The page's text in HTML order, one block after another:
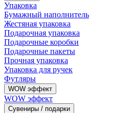
Упаковка
Бумажный наполнитель
Жестяная упаковка
Подарочная упаковка
Подарочные коробки
Подарочные пакеты
Прочная упаковка
Упаковка для ручек
Футляры
WOW эффект
WOW эффект
Сувениры / подарки